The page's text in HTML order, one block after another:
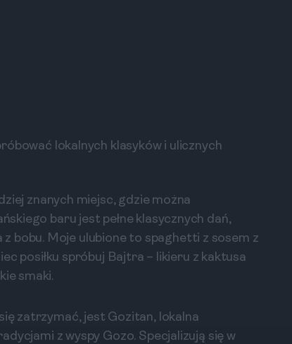
lokalnych klasyków i ulicznych
znanych miejsc, gdzie można
baru jest pełne klasycznych dań,
bobu. Moje ulubione to spaghetti z sosem z
posiłku spróbuj Bajtra – likieru z kaktusa
smaki.
zatrzymać, jest Gozitan, lokalna
z wyspy Gozo. Specjalizują się w